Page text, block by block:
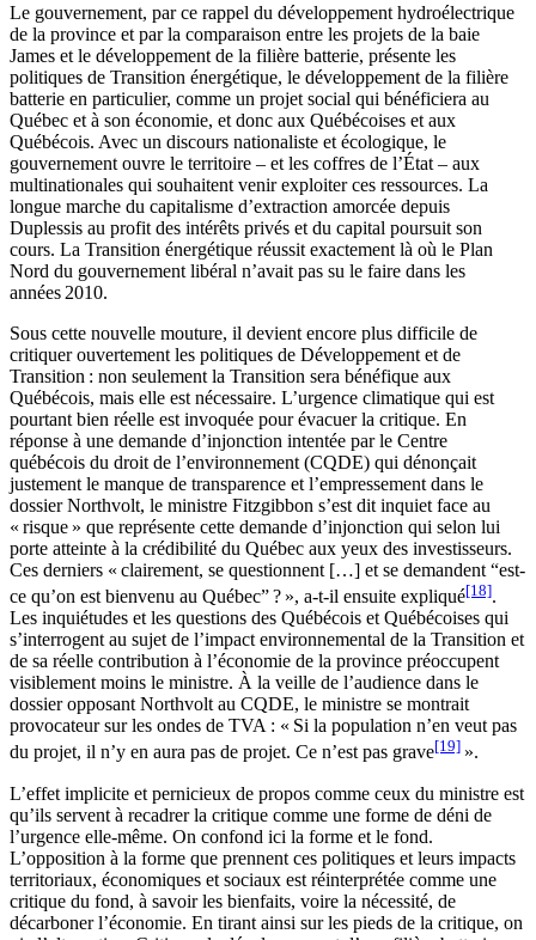
Le gouvernement, par ce rappel du développement hydroélectrique
de la province et par la comparaison entre les projets de la baie
James et le développement de la filière batterie, présente les
politiques de Transition énergétique, le développement de la filière
batterie en particulier, comme un projet social qui bénéficiera au
Québec et à son économie, et donc aux Québécoises et aux
Québécois. Avec un discours nationaliste et écologique, le
gouvernement ouvre le territoire – et les coffres de l’État – aux
multinationales qui souhaitent venir exploiter ces ressources. La
longue marche du capitalisme d’extraction amorcée depuis
Duplessis au profit des intérêts privés et du capital poursuit son
cours. La Transition énergétique réussit exactement là où le Plan
Nord du gouvernement libéral n’avait pas su le faire dans les
années 2010.
Sous cette nouvelle mouture, il devient encore plus difficile de
critiquer ouvertement les politiques de Développement et de
Transition : non seulement la Transition sera bénéfique aux
Québécois, mais elle est nécessaire. L’urgence climatique qui est
pourtant bien réelle est invoquée pour évacuer la critique. En
réponse à une demande d’injonction intentée par le Centre
québécois du droit de l’environnement (CQDE) qui dénonçait
justement le manque de transparence et l’empressement dans le
dossier Northvolt, le ministre Fitzgibbon s’est dit inquiet face au
« risque » que représente cette demande d’injonction qui selon lui
porte atteinte à la crédibilité du Québec aux yeux des investisseurs.
Ces derniers « clairement, se questionnent […] et se demandent “est-
ce qu’on est bienvenu au Québec” ? », a-t-il ensuite expliqué[18].
Les inquiétudes et les questions des Québécois et Québécoises qui
s’interrogent au sujet de l’impact environnemental de la Transition et
de sa réelle contribution à l’économie de la province préoccupent
visiblement moins le ministre. À la veille de l’audience dans le
dossier opposant Northvolt au CQDE, le ministre se montrait
provocateur sur les ondes de TVA : « Si la population n’en veut pas
du projet, il n’y en aura pas de projet. Ce n’est pas grave[19] ».
L’effet implicite et pernicieux de propos comme ceux du ministre est
qu’ils servent à recadrer la critique comme une forme de déni de
l’urgence elle-même. On confond ici la forme et le fond.
L’opposition à la forme que prennent ces politiques et leurs impacts
territoriaux, économiques et sociaux est réinterprétée comme une
critique du fond, à savoir les bienfaits, voire la nécessité, de
décarboner l’économie. En tirant ainsi sur les pieds de la critique, on